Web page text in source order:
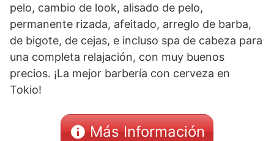
pelo, cambio de look, alisado de pelo,
permanente rizada, afeitado, arreglo de barba,
de bigote, de cejas, e incluso spa de cabeza para
una completa relajación, con muy buenos
precios. ¡La mejor barbería con cerveza en
Tokio!
Más Información